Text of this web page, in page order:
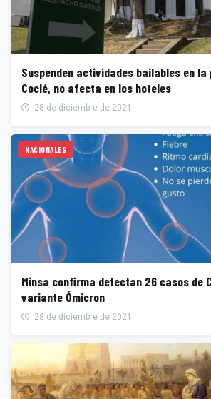
Suspenden actividades bailables en
Coclé, no afecta en los hoteles
28 de diciembre de 2021
NACIONALES
Minsa confirma detectan 26 casos de
variante Ómicron
28 de diciembre de 2021